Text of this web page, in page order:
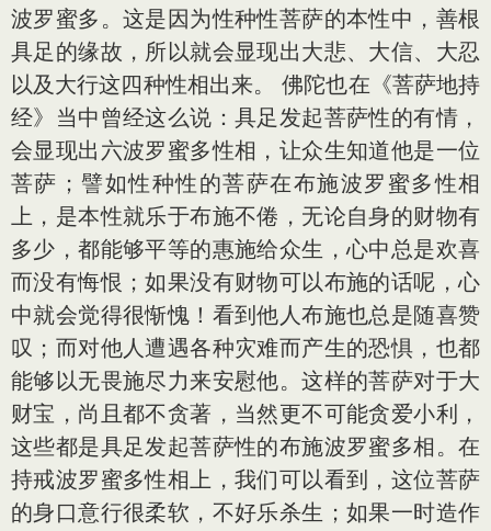
波罗蜜多。这是因为性种性菩萨的本性中，善根
具足的缘故，所以就会显现出大悲、大信、大忍
以及大行这四种性相出来。 佛陀也在《菩萨地持
经》当中曾经这么说：具足发起菩萨性的有情，
会显现出六波罗蜜多性相，让众生知道他是一位
菩萨；譬如性种性的菩萨在布施波罗蜜多性相
上，是本性就乐于布施不倦，无论自身的财物有
多少，都能够平等的惠施给众生，心中总是欢喜
而没有悔恨；如果没有财物可以布施的话呢，心
中就会觉得很惭愧！看到他人布施也总是随喜赞
叹；而对他人遭遇各种灾难而产生的恐惧，也都
能够以无畏施尽力来安慰他。这样的菩萨对于大
财宝，尚且都不贪著，当然更不可能贪爱小利，
这些都是具足发起菩萨性的布施波罗蜜多相。在
持戒波罗蜜多性相上，我们可以看到，这位菩萨
的身口意行很柔软，不好乐杀生；如果一时造作